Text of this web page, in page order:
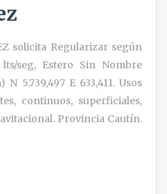
solicita Regularizar según
seg, Estero Sin Nombre
N 5.739,497 E 633,411. Usos
continuos, superficiales,
Provincia Cautín.